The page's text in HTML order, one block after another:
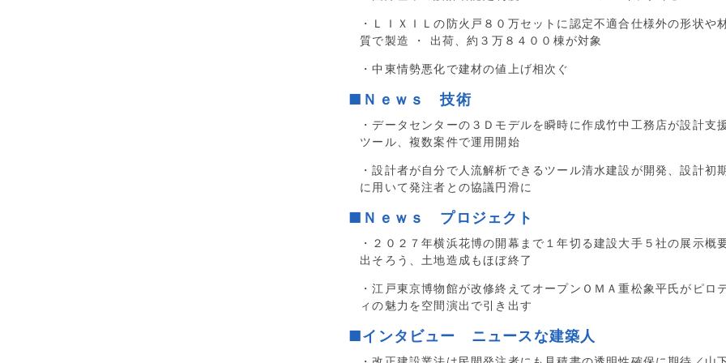
・ＬＩＸＩＬの防火戸８０万セットに認定不適合仕様外の形状や
質で製造 ・ 出荷、約３万８４００棟が対象
・中東情勢悪化で建材の値上げ相次ぐ
■Ｎｅｗｓ 技術
・データセンターの３Ｄモデルを瞬時に作成竹中工務店が設計支
ツール、複数案件で運用開始
・設計者が自分で人流解析できるツール清水建設が開発、設計初
に用いて発注者との協議円滑に
■Ｎｅｗｓ プロジェクト
・２０２７年横浜花博の開幕まで１年切る建設大手５社の展示概
出そろう、土地造成もほぼ終了
・江戸東京博物館が改修終えてオープンＯＭＡ重松象平氏がピロ
ィの魅力を空間演出で引き出す
■インタビュー ニュースな建築人